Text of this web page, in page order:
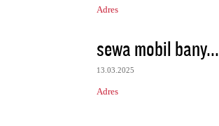
Adres
sewa mobil bany...
13.03.2025
Adres